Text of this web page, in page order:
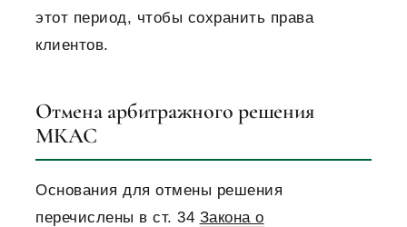
этот период, чтобы сохранить права
клиентов.
Отмена арбитражного решения
МКАС
Основания для отмены решения
перечислены в ст. 34 Закона о